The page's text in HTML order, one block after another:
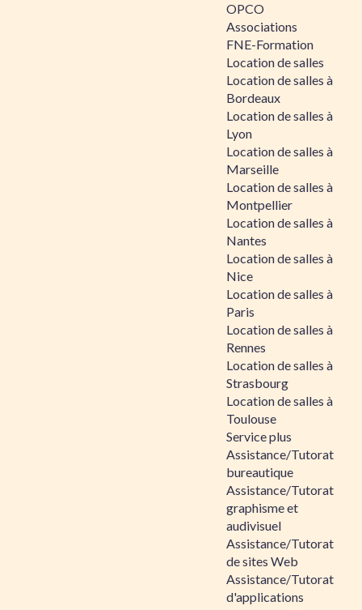
OPCO
Associations
FNE-Formation
Location de salles
Location de salles à
Bordeaux
Location de salles à
Lyon
Location de salles à
Marseille
Location de salles à
Montpellier
Location de salles à
Nantes
Location de salles à
Nice
Location de salles à
Paris
Location de salles à
Rennes
Location de salles à
Strasbourg
Location de salles à
Toulouse
Service plus
Assistance/Tutorat
bureautique
Assistance/Tutorat
graphisme et
audivisuel
Assistance/Tutorat
de sites Web
Assistance/Tutorat
d'applications